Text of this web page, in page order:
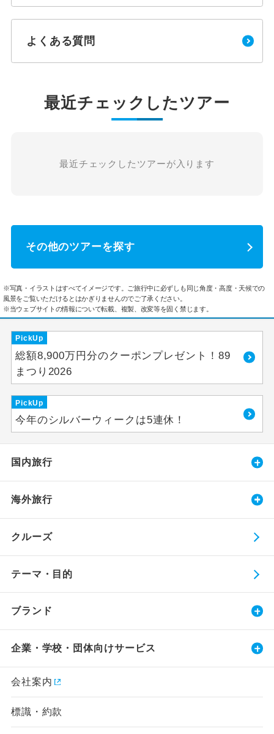
よくある質問
最近チェックしたツアー
最近チェックしたツアーが入ります
その他のツアーを探す
※写真・イラストはすべてイメージです。ご旅行中に必ずしも同じ角度・高度・天候での
風景をご覧いただけるとはかぎりませんのでご了承ください。
※当ウェブサイトの情報について転載、複製、改変等を固く禁じます。
PickUp
総額8,900万円分のクーポンプレゼント！89
まつり2026
PickUp
今年のシルバーウィークは5連休！
国内旅行
海外旅行
クルーズ
テーマ・目的
ブランド
企業・学校・団体向けサービス
会社案内
標識・約款